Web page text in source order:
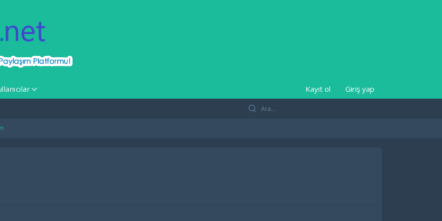
Kayıt ol Giriş yap